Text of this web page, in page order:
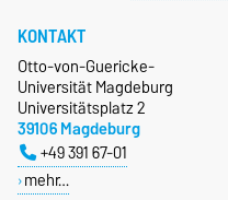
KONTAKT
Otto-von-Guericke-
Universität Magdeburg
Universitätsplatz 2
39106 Magdeburg
+49 391 67-01
mehr…